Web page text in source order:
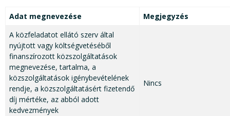
Adat megnevezése
Megjegyzés
A közfeladatot ellátó szerv által
nyújtott vagy költségvetéséből
finanszírozott közszolgáltatások
megnevezése, tartalma, a
közszolgáltatások igénybevételének
rendje, a közszolgáltatásért fizetendő
díj mértéke, az abból adott
kedvezmények
Nincs